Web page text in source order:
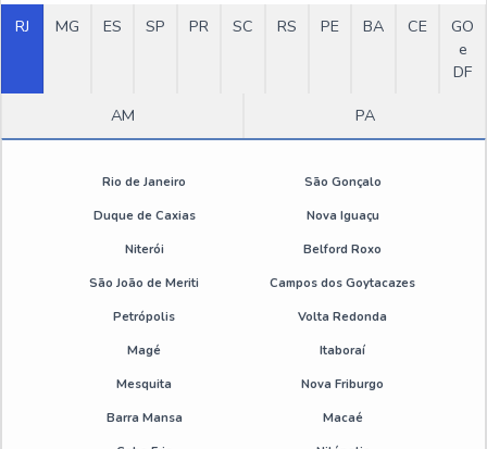
Onde comprar emulsão de silicone
Desmoldante pintável
Emulsão de silicone valor
Desengripante spray 300ml sp
Óleo desengripante spray preço
RJ MG ES SP PR SC RS PE BA CE
GO
e
DF
AM
PA
Rio de Janeiro São Gonçalo
Duque de Caxias Nova Iguaçu
Niterói Belford Roxo
São João de Meriti Campos dos Goytacazes
Petrópolis Volta Redonda
Magé Itaboraí
Mesquita Nova Friburgo
Barra Mansa Macaé